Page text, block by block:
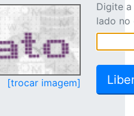
[trocar imagem]
Digite
lado no